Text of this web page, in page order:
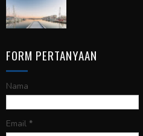
FORM PERTANYAAN
Nama
Email *